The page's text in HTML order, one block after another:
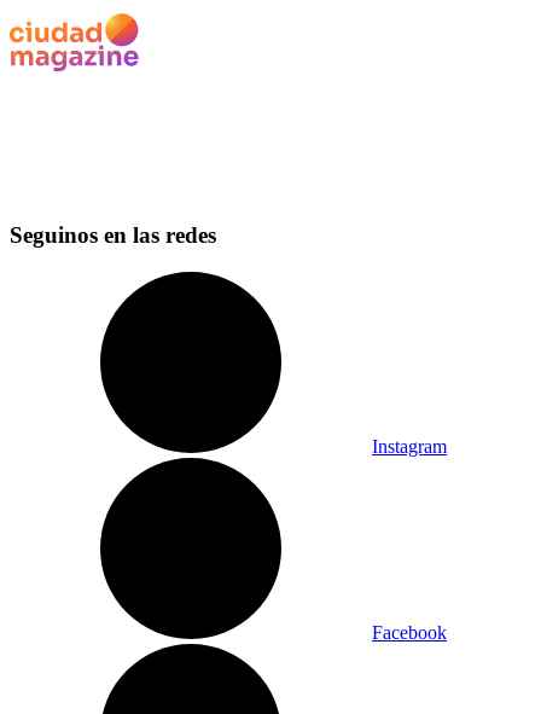
Seguinos en las redes
Instagram
Facebook